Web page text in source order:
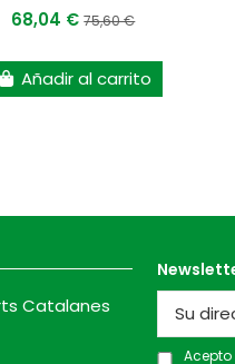
68,04 €75,60 €
Añadir al carrito
Catalanes